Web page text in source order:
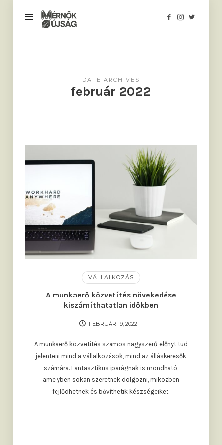
Mérnökújság
DATE ARCHIVES
február 2022
VÁLLALKOZÁS
A munkaerő közvetítés növekedése
kiszámíthatatlan időkben
FEBRUÁR 19, 2022
A munkaerő közvetítés számos nagyszerű előnyt tud
jelenteni mind a vállalkozások, mind az álláskeresők
számára. Fantasztikus iparágnak is mondható,
amelyben sokan szeretnek dolgozni, miközben
fejlődhetnek és bővíthetik készségeiket.